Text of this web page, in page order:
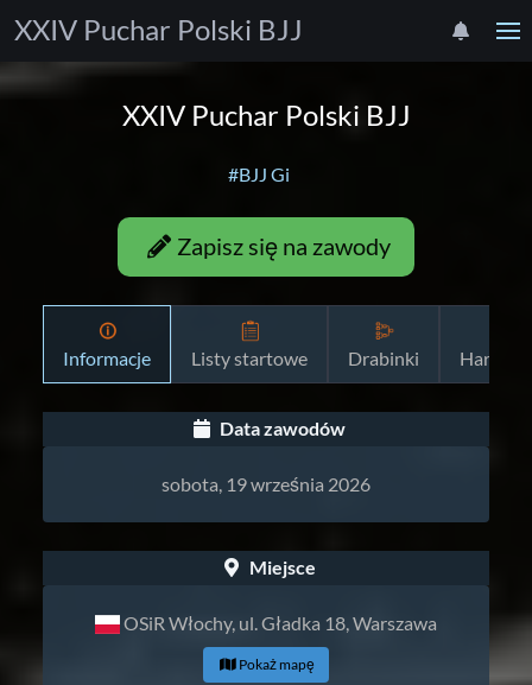
XXIV Puchar Polski BJJ
XXIV Puchar Polski BJJ
#BJJ Gi
Zapisz się na zawody
Informacje Listy startowe Drabinki
Data zawodów
sobota, 19 września 2026
Miejsce
OSiR Włochy, ul. Gładka 18, Warszawa
Pokaż mapę